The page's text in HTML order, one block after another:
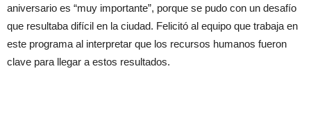
aniversario es “muy importante”, porque se pudo con un desafío
que resultaba difícil en la ciudad. Felicitó al equipo que trabaja en
este programa al interpretar que los recursos humanos fueron
clave para llegar a estos resultados.